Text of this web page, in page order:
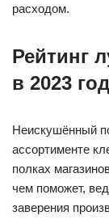
расходом.
Рейтинг
в 2023
Неискушённый
ассортименте
полках
чем поможет,
заверения